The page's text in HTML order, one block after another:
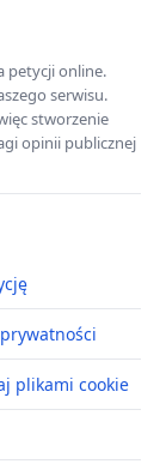
petycji online.
serwisu.
stworzenie
opinii publicznej
plikami cookie